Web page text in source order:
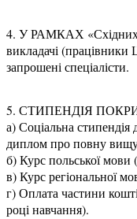
4. У РАМКАХ «Східних
викладачі (працівники
запрошені спеціалісти.
5. СТИПЕНДІЯ
а) Соціальна стипендія
диплом про повну вищу
б) Курс польської мови
в) Курс регіональної
г) Оплата частини
році навчання).